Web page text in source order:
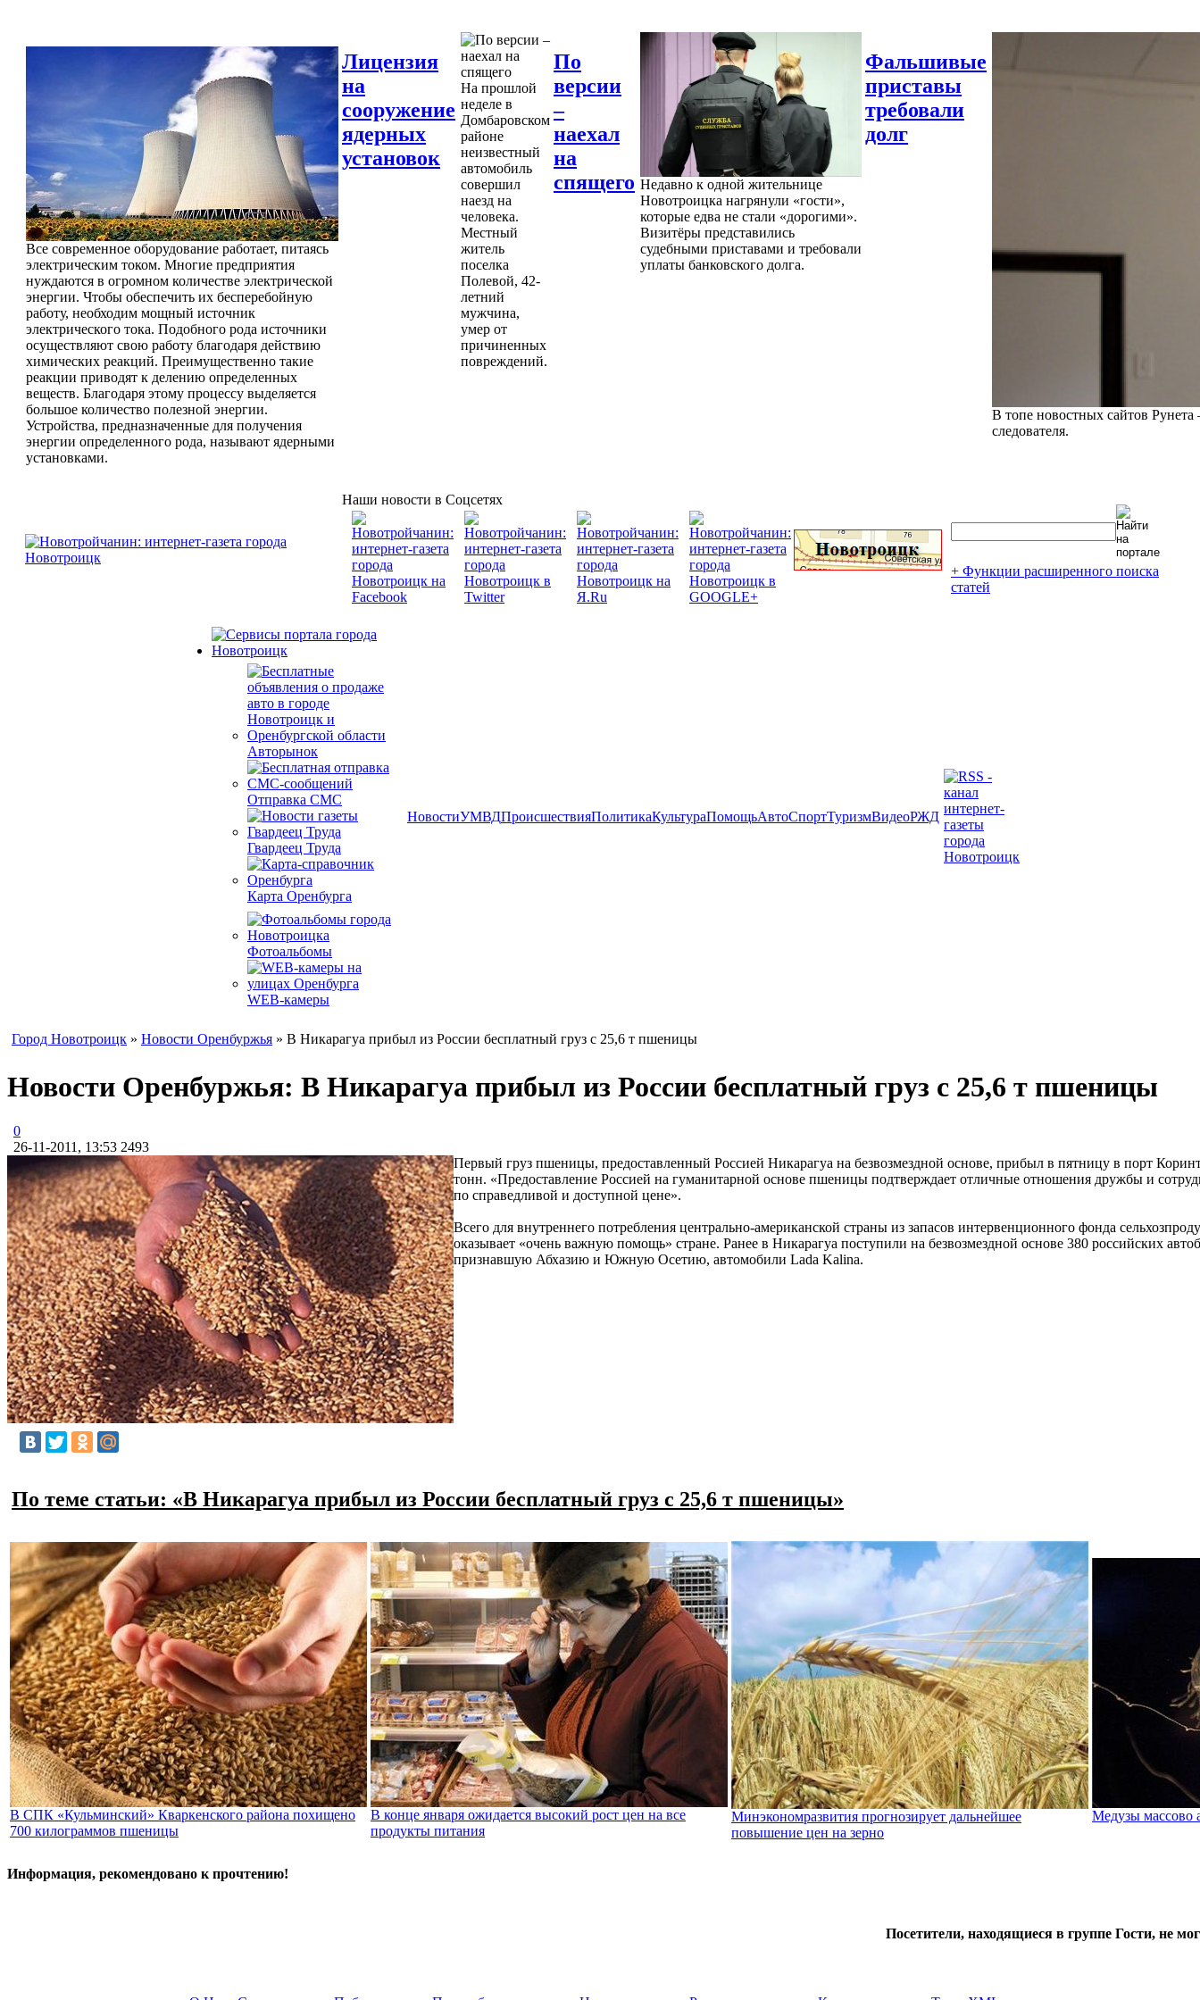
Все современное оборудование работает, питаясь
электрическим током. Многие предприятия
нуждаются в огромном количестве электрической
энергии. Чтобы обеспечить их бесперебойную
работу, необходим мощный источник
электрического тока. Подобного рода источники
осуществляют свою работу благодаря действию
химических реакций. Преимущественно такие
реакции приводят к делению определенных
веществ. Благодаря этому процессу выделяется
большое количество полезной энергии.
Устройства, предназначенные для получения
энергии определенного рода, называют ядерными
установками.
Лицензия
на
сооружение
ядерных
установок
На прошлой
неделе в
Домбаровском
районе
неизвестный
автомобиль
совершил
наезд на
человека.
Местный
житель
поселка
Полевой, 42-
летний
мужчина,
умер от
причиненных
повреждений.
По
версии
–
наехал
на
спящего Недавно к одной жительнице
Новотроицка нагрянули «гости»,
которые едва не стали «дорогими».
Визитёры представились
судебными приставами и требовали
уплаты банковского долга.
Фальшивые
приставы
требовали
долг
В топе новостных сайтов Рунета
следователя.
Наши новости в Соцсетях
+ Функции расширенного поиска
статей
Авторынок
Отправка СМС
Гвардеец Труда
Карта Оренбурга
Фотоальбомы
WEB-камеры
НовостиУМВДПроисшествияПолитикаКультураПомощьАвтоСпортТуризмВидеоРЖД
Город Новотроицк » Новости Оренбуржья » В Никарагуа прибыл из России бесплатный груз с 25,6 т пшеницы
Новости Оренбуржья: В Никарагуа прибыл из России бесплатный груз с 25,6 т пшеницы
0
26-11-2011, 13:53 2493
Первый груз пшеницы, предоставленный Россией Никарагуа на безвозмездной основе, прибыл в пятницу в порт
тонн. «Предоставление Россией на гуманитарной основе пшеницы подтверждает отличные отношения дружбы и
по справедливой и доступной цене».
Всего для внутреннего потребления центрально-американской страны из запасов интервенционного фонда
оказывает «очень важную помощь» стране. Ранее в Никарагуа поступили на безвозмездной основе 380 российских
признавшую Абхазию и Южную Осетию, автомобили Lada Kalina.
По теме статьи: «В Никарагуа прибыл из России бесплатный груз с 25,6 т пшеницы»
В СПК «Кульминский» Кваркенского района похищено
700 килограммов пшеницы
В конце января ожидается высокий рост цен на все
продукты питания
Минэкономразвития прогнозирует дальнейшее
повышение цен на зерно
Медузы массово
Информация, рекомендовано к прочтению!
Посетители, находящиеся в группе Гости, не